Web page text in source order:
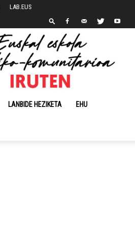
LAB.EUS
LANBIDE HEZIKETA EHU